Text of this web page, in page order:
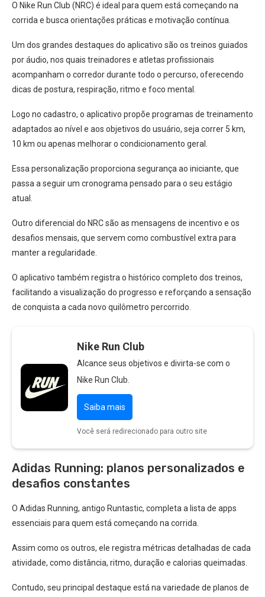
O Nike Run Club (NRC) é ideal para quem está começando na
corrida e busca orientações práticas e motivação contínua.
Um dos grandes destaques do aplicativo são os treinos guiados
por áudio, nos quais treinadores e atletas profissionais
acompanham o corredor durante todo o percurso, oferecendo
dicas de postura, respiração, ritmo e foco mental.
Logo no cadastro, o aplicativo propõe programas de treinamento
adaptados ao nível e aos objetivos do usuário, seja correr 5 km,
10 km ou apenas melhorar o condicionamento geral.
Essa personalização proporciona segurança ao iniciante, que
passa a seguir um cronograma pensado para o seu estágio
atual.
Outro diferencial do NRC são as mensagens de incentivo e os
desafios mensais, que servem como combustível extra para
manter a regularidade.
O aplicativo também registra o histórico completo dos treinos,
facilitando a visualização do progresso e reforçando a sensação
de conquista a cada novo quilômetro percorrido.
Nike Run Club
Alcance seus objetivos e divirta-se com o
Nike Run Club.
Saiba mais
Você será redirecionado para outro site
Adidas Running: planos personalizados e
desafios constantes
O Adidas Running, antigo Runtastic, completa a lista de apps
essenciais para quem está começando na corrida.
Assim como os outros, ele registra métricas detalhadas de cada
atividade, como distância, ritmo, duração e calorias queimadas.
Contudo, seu principal destaque está na variedade de planos de